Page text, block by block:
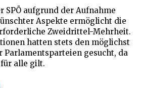
SPÖ aufgrund der Aufnahme
Aspekte ermöglicht die
Zweidrittel-Mehrheit.
hatten stets den möglichst
Parlamentsparteien gesucht, da
alle gilt.